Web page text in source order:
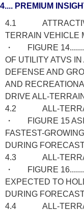
4.... PREMIUM
4.1 ATTRACTIVE
TERRAIN VEHICLE
・ FIGURE
OF UTILITY ATVS
DEFENSE AND
AND
DRIVE ALL-
4.2 ALL-TERRAIN
・ FIGURE 15
FASTEST-
DURING
4.3 ALL-TERRAIN
・ FIGURE
EXPECTED TO
DURING
4.4 ALL-